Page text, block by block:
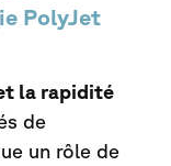
PolyJet
la rapidité
de
un rôle de